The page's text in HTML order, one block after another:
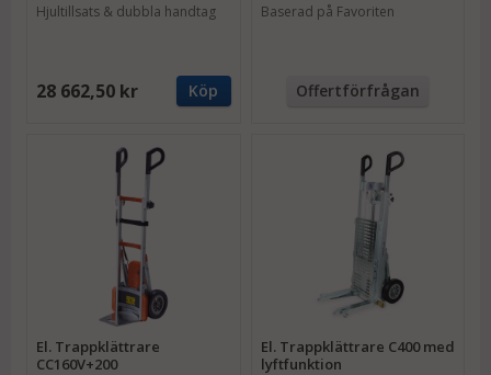
Hjultillsats & dubbla handtag
28 662,50 kr Köp
Baserad på Favoriten
Offertförfrågan
El. Trappklättrare
CC160V+200
El. Trappklättrare C400 med
lyftfunktion